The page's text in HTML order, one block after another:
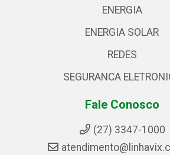
ENERGIA
ENERGIA SOLAR
REDES
SEGURANCA
Fale Conosco
(27) 3347-1000